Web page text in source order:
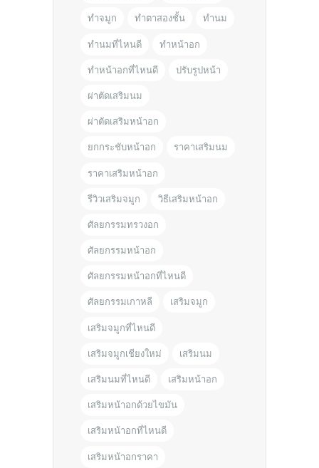
ทำจมูก ทำตาสองชั้น ทำนม
ทำนมที่ไหนดี ทำหน้าอก
ทำหน้าอกที่ไหนดี ปรับรูปหน้า
ผ่าตัดเสริมนม
ผ่าตัดเสริมหน้าอก
ยกกระชับหน้าอก ราคาเสริมนม
ราคาเสริมหน้าอก
รีวิวเสริมจมูก วิธีเสริมหน้าอก
ศัลยกรรมทรวงอก
ศัลยกรรมหน้าอก
ศัลยกรรมหน้าอกที่ไหนดี
ศัลยกรรมเกาหลี เสริมจมูก
เสริมจมูกที่ไหนดี
เสริมจมูกเชียงใหม่ เสริมนม
เสริมนมที่ไหนดี เสริมหน้าอก
เสริมหน้าอกด้วยไขมัน
เสริมหน้าอกที่ไหนดี
เสริมหน้าอกราคา